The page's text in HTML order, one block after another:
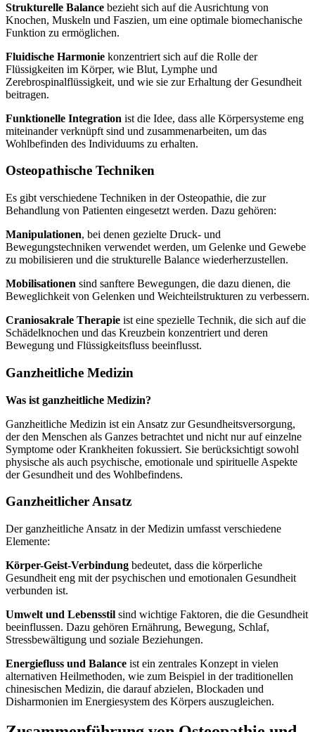
Strukturelle Balance bezieht sich auf die Ausrichtung von
Knochen, Muskeln und Faszien, um eine optimale biomechanische
Funktion zu ermöglichen.
Fluidische Harmonie konzentriert sich auf die Rolle der
Flüssigkeiten im Körper, wie Blut, Lymphe und
Zerebrospinalflüssigkeit, und wie sie zur Erhaltung der Gesundheit
beitragen.
Funktionelle Integration ist die Idee, dass alle Körpersysteme eng
miteinander verknüpft sind und zusammenarbeiten, um das
Wohlbefinden des Individuums zu erhalten.
Osteopathische Techniken
Es gibt verschiedene Techniken in der Osteopathie, die zur
Behandlung von Patienten eingesetzt werden. Dazu gehören:
Manipulationen, bei denen gezielte Druck- und
Bewegungstechniken verwendet werden, um Gelenke und Gewebe
zu mobilisieren und die strukturelle Balance wiederherzustellen.
Mobilisationen sind sanftere Bewegungen, die dazu dienen, die
Beweglichkeit von Gelenken und Weichteilstrukturen zu verbessern.
Craniosakrale Therapie ist eine spezielle Technik, die sich auf die
Schädelknochen und das Kreuzbein konzentriert und deren
Bewegung und Flüssigkeitsfluss beeinflusst.
Ganzheitliche Medizin
Was ist ganzheitliche Medizin?
Ganzheitliche Medizin ist ein Ansatz zur Gesundheitsversorgung,
der den Menschen als Ganzes betrachtet und nicht nur auf einzelne
Symptome oder Krankheiten fokussiert. Sie berücksichtigt sowohl
physische als auch psychische, emotionale und spirituelle Aspekte
der Gesundheit und des Wohlbefindens.
Ganzheitlicher Ansatz
Der ganzheitliche Ansatz in der Medizin umfasst verschiedene
Elemente:
Körper-Geist-Verbindung bedeutet, dass die körperliche
Gesundheit eng mit der psychischen und emotionalen Gesundheit
verbunden ist.
Umwelt und Lebensstil sind wichtige Faktoren, die die Gesundheit
beeinflussen. Dazu gehören Ernährung, Bewegung, Schlaf,
Stressbewältigung und soziale Beziehungen.
Energiefluss und Balance ist ein zentrales Konzept in vielen
alternativen Heilmethoden, wie zum Beispiel in der traditionellen
chinesischen Medizin, die darauf abzielen, Blockaden und
Disharmonien im Energiesystem des Körpers auszugleichen.